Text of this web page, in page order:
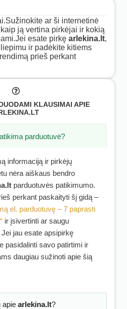
ar ši internetinė
ją vertina pirkėjai ir kokią
esate pirkę arlekina.lt,
ir padėkite kitiems
prieš perkant
KLAUSIMAI APIE
parduotuvė?
informaciją ir pirkėjų
nėra aiškaus bendro
parduotuvės patikimumo.
perkant paskaityti šį gidą –
el. parduotuvę – 7 paprasti
ir įsivertinti ar saugu
Jei jau esate apsipirkę
pasidalinti savo patirtimi ir
daugiau sužinoti apie šią
apie arlekina.lt?